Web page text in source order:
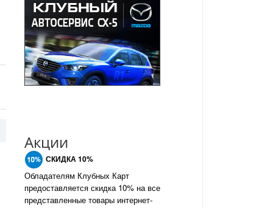
Акции
СКИДКА 10%
Обладателям Клубных Карт
предоставляется скидка 10% на все
представленные товары интернет-